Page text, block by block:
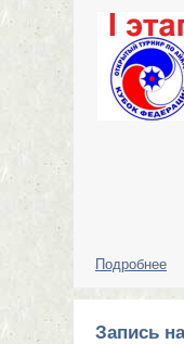
Подробнее
Запись